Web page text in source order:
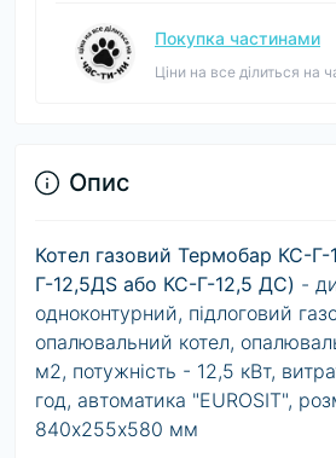
Покупка частинами
Ціни на все ділиться на
Опис
Котел газовий Термобар КС-
Г-12,5ДS або КС-Г-12,5 ДС) -
одноконтурний, підлоговий
опалювальний котел,
м2, потужність - 12,5 кВт,
год, автоматика "EUROSIT",
840х255х580 мм